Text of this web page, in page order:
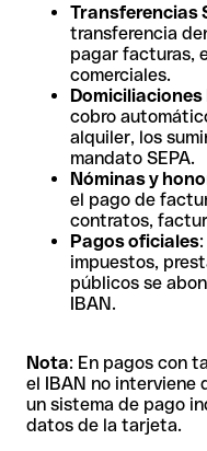
Transferencias
transferencia
pagar facturas,
comerciales.
cobro
alquiler, los
mandato SEPA.
Nóminas y
el pago de
contratos,
Pagos oficiales
impuestos,
públicos se
IBAN.
Nota: En pagos con
el IBAN no interviene
un sistema de pago
datos de la tarjeta.